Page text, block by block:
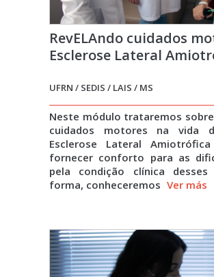
RevELAndo cuidados
Esclerose Lateral
UFRN / SEDIS / LAIS / MS
Neste módulo trataremos
cuidados motores na vida
Esclerose Lateral
fornecer conforto para as
pela condição clínica desses
forma, conheceremos Ver más